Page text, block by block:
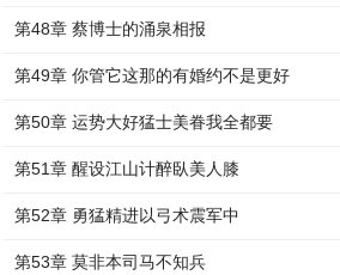
第48章 蔡博士的涌泉相报
第49章 你管它这那的有婚约不是更好
第50章 运势大好猛士美眷我全都要
第51章 醒设江山计醉臥美人膝
第52章 勇猛精进以弓术震军中
第53章 莫非本司马不知兵